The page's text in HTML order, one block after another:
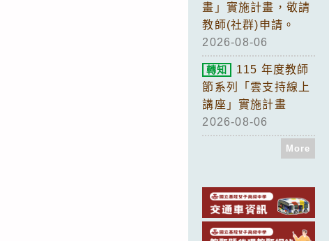
畫」實施計畫，敬請
教師(社群)申請。
2026-08-06
轉知
115 年度教師
節系列「雲支持線上
講座」實施計畫
2026-08-06
More